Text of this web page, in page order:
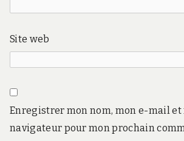
Site web
Enregistrer mon nom, mon e-mail et
navigateur pour mon prochain